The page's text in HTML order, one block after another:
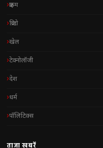
क्राइम
क्रिप्टो
खेल
टेक्नोलॉजी
देश
धर्म
पॉलिटिक्स
ताज़ा खबरें